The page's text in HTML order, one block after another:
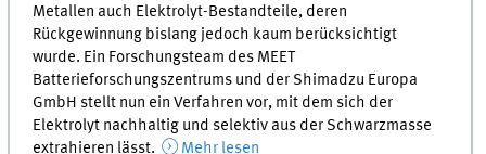
Metallen auch Elektrolyt-Bestandteile, deren
Rückgewinnung bislang jedoch kaum berücksichtigt
wurde. Ein Forschungsteam des MEET
Batterieforschungszentrums und der Shimadzu Europa
GmbH stellt nun ein Verfahren vor, mit dem sich der
Elektrolyt nachhaltig und selektiv aus der Schwarzmasse
extrahieren lässt.
Mehr lesen